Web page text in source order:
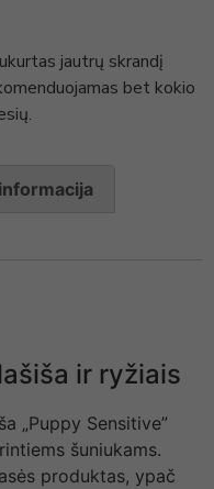
jautrų skrandį
bet kokio
ir ryžiais
„Puppy Sensitive”
šuniukams.
produktas, ypač